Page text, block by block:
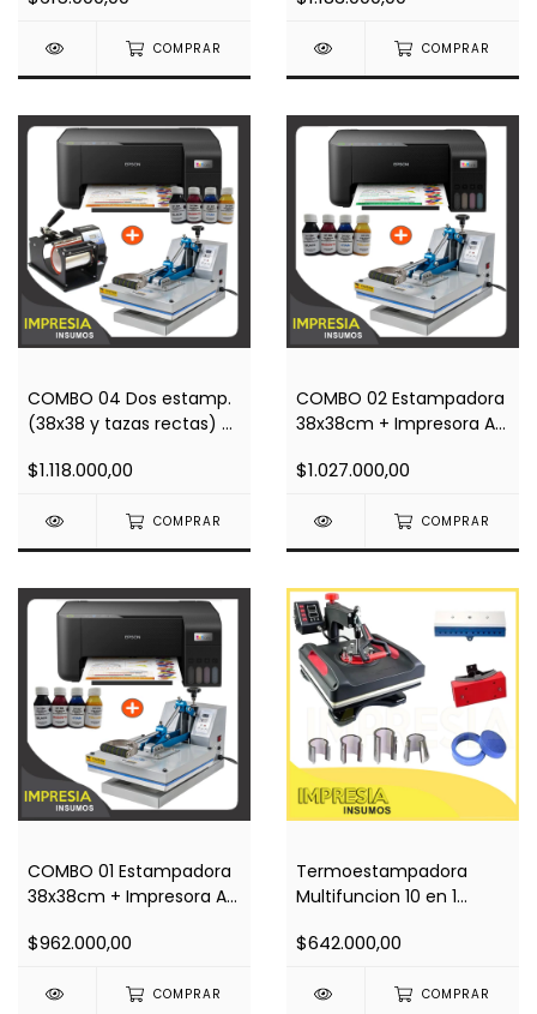
COMPRAR COMPRAR
COMBO 04 Dos estamp.
(38x38 y tazas rectas) +
Regalos
$1.118.000,00
COMPRAR
COMBO 02 Estampadora
38x38cm + Impresora A4
$1.027.000,00
COMPRAR
COMBO 01 Estampadora
38x38cm + Impresora A4
$962.000,00
COMPRAR
Termoestampadora
Multifuncion 10 en 1
$642.000,00
COMPRAR